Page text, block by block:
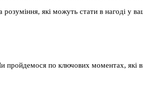
які можуть стати в нагоді у
пройдемося по ключових моментах, які